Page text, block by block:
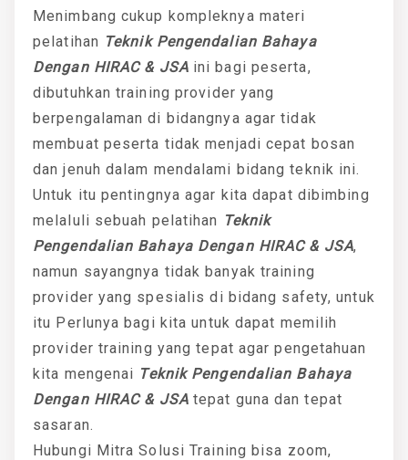
Menimbang cukup kompleknya materi
pelatihan Teknik Pengendalian Bahaya
Dengan HIRAC & JSAini bagi peserta,
dibutuhkan training provider yang
berpengalaman di bidangnya agar tidak
membuat peserta tidak menjadi cepat bosan
dan jenuh dalam mendalami bidang teknik ini.
Untuk itu pentingnya agar kita dapat dibimbing
melaluli sebuah pelatihan Teknik
Pengendalian Bahaya Dengan HIRAC & JSA,
namun sayangnya tidak banyak training
provider yang spesialis di bidang safety, untuk
itu Perlunya bagi kita untuk dapat memilih
provider training yang tepat agar pengetahuan
kita mengenai Teknik Pengendalian Bahaya
Dengan HIRAC & JSAtepat guna dan tepat
sasaran.
Hubungi Mitra Solusi Training bisa zoom,